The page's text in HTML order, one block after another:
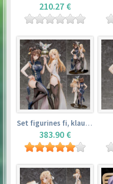
210.27 €
Set figurines fi, klaudia valentz, reisalin stout
383.90 €